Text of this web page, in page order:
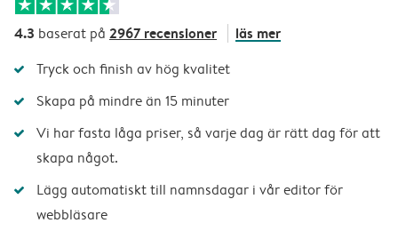
4.3 baserat på 2967 recensioner läs mer
Tryck och finish av hög kvalitet
Skapa på mindre än 15 minuter
Vi har fasta låga priser, så varje dag är rätt dag för att
skapa något.
Lägg automatiskt till namnsdagar i vår editor för
webbläsare